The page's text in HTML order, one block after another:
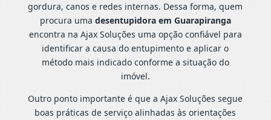
gordura, canos e redes internas. Dessa forma, quem
procura uma desentupidora em Guarapiranga
encontra na Ajax Soluções uma opção confiável para
identificar a causa do entupimento e aplicar o
método mais indicado conforme a situação do
imóvel.
Outro ponto importante é que a Ajax Soluções segue
boas práticas de serviço alinhadas às orientações